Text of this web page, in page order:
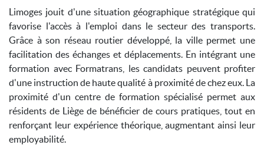
Limoges jouit d'une situation géographique stratégique qui
favorise l'accès à l'emploi dans le secteur des transports.
Grâce à son réseau routier développé, la ville permet une
facilitation des échanges et déplacements. En intégrant une
formation avec Formatrans, les candidats peuvent profiter
d'une instruction de haute qualité à proximité de chez eux. La
proximité d'un centre de formation spécialisé permet aux
résidents de Liège de bénéficier de cours pratiques, tout en
renforçant leur expérience théorique, augmentant ainsi leur
employabilité.